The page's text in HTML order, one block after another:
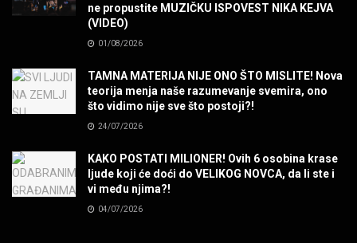
SENIDAHHH!
MUZIKA
Miss You! Charlie Watts
MUZIKA
MUZIKA
MAD MAD DRUMMER!
ne propustite MUZIČKU ISPOVEST NIKA KEJVA
(VIDEO)
01/08/2026
TAMNA MATERIJA NIJE ONO ŠTO MISLITE! Nova
teorija menja naše razumevanje svemira, ono
što vidimo nije sve što postoji?!
24/07/2026
KAKO POSTATI MILIONER! Ovih 6 osobina krase
ljude koji će doći do VELIKOG NOVCA, da li ste i
vi među njima?!
04/07/2026